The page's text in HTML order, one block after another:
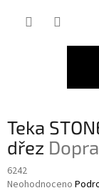
Teka
dřez
6242
Průměrné
Neohodnoceno